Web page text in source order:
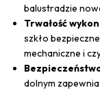
balustradzie
Trwałość
szkło
mechaniczne i
dolnym